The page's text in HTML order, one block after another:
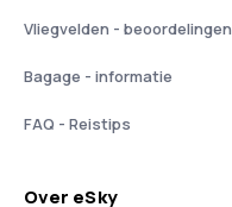
Vliegvelden - beoordelingen
Bagage - informatie
FAQ - Reistips
Over eSky